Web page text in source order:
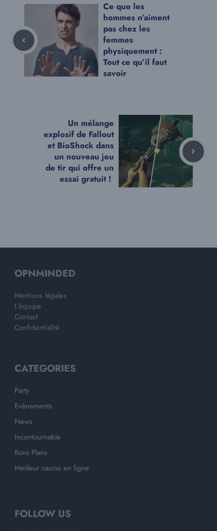
Ce que les
hommes n’aiment
pas chez les
femmes
physiquement :
Tout ce qu’il faut
savoir
Un mélange
explosif de Fallout
et BioShock dans
un nouveau jeu
de tir qui offre un
essai gratuit !
OPNMINDED
Mentions légales
L'équipe
Contact
Confidentialité
CATEGORIES
Party
Evènements
News
Incontournable
Bons Plans
Meilleur casino en ligne
FOLLOW US